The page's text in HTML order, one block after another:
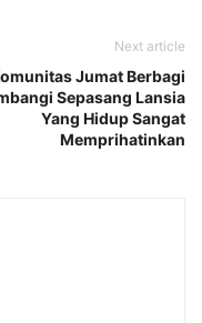
Next article
Jumat Berbagi
Sepasang Lansia
Yang Hidup Sangat
Memprihatinkan